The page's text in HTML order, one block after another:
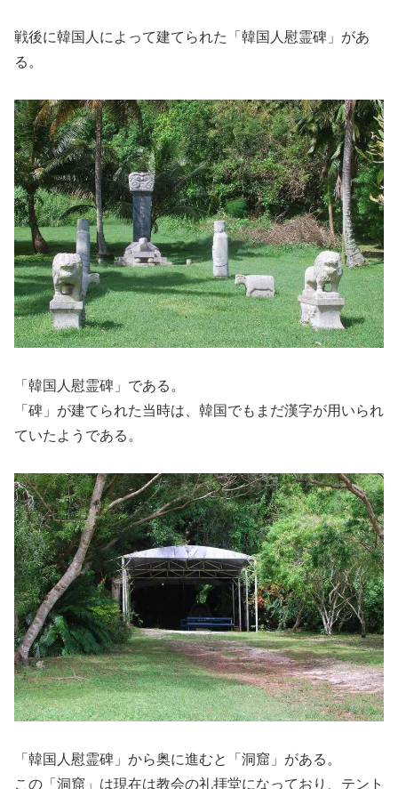
戦後に韓国人によって建てられた「韓国人慰霊碑」があ
る。
「韓国人慰霊碑」である。
「碑」が建てられた当時は、韓国でもまだ漢字が用いられ
ていたようである。
「韓国人慰霊碑」から奥に進むと「洞窟」がある。
この「洞窟」は現在は教会の礼拝堂になっており、テント